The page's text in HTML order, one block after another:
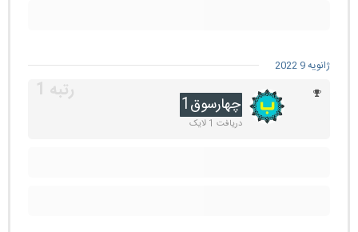
ژانویه 9 2022
چهارسوق1
دریافت 1 لایک